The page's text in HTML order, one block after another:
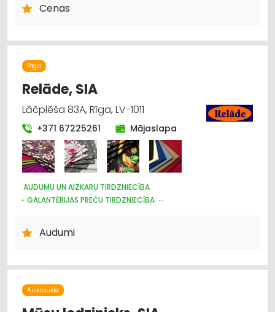
Cenas
Rīga
Relāde, SIA
Lāčplēša 83A, Rīga, LV-1011
+371 67225261 Mājaslapa
AUDUMU UN AIZKARU TIRDZNIECĪBA
GALANTĒRIJAS PREČU TIRDZNIECĪBA
ŠŪŠANAS PIEDERUMI, APĢĒRBU FURNITŪRA
ŽALŪZIJAS, AIZKARU STIEŅI
Audumi
Aizkraukle